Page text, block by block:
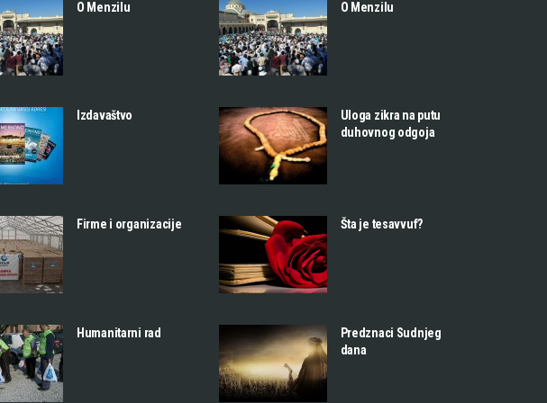
O Menzilu
Izdavaštvo
Firme i organizacije
Humanitarni rad
O Menzilu
Uloga zikra na putu
duhovnog odgoja
Šta je tesavvuf?
Predznaci Sudnjeg
dana